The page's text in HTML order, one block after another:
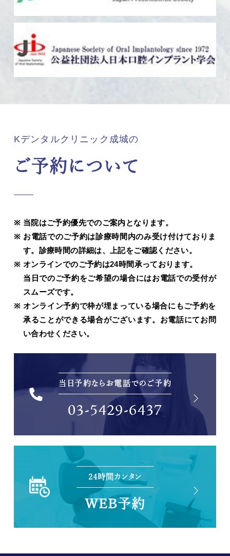
Kデンタルクリニック成城の
ご予約について
当院はご予約優先でのご案内となります。
お電話でのご予約は診療時間内のみ受け付けておりま
す。診療時間の詳細は、上記をご確認ください。
オンラインでのご予約は24時間承っております。
当日でのご予約をご希望の場合にはお電話での受付が
スムーズです。
オンライン予約で枠が埋まっている場合にもご予約を
承ることができる場合がございます。お電話にてお問
い合わせください。
当日予約ならお電話でのご予約
03-5429-6437
24時間カンタン
WEB予約